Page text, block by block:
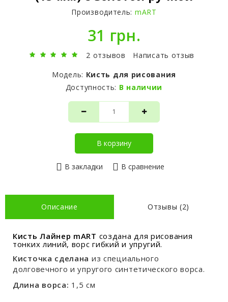
Производитель: mART
31 грн.
2 отзывов
Написать отзыв
Модель: Кисть для рисования
Доступность: В наличии
В корзину
В закладки В сравнение
Описание Отзывы (2)
Кисть Лайнер mART создана для рисования
тонких линий, ворс гибкий и упругий.
Кисточка сделана из специального
долговечного и упругого синтетического ворса.
Длина ворса: 1,5 см